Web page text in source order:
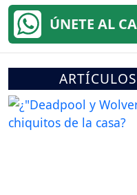
ÚNETE AL